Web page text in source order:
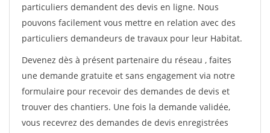
particuliers demandent des devis en ligne. Nous
pouvons facilement vous mettre en relation avec des
particuliers demandeurs de travaux pour leur Habitat.
Devenez dès à présent partenaire du réseau , faites
une demande gratuite et sans engagement via notre
formulaire pour recevoir des demandes de devis et
trouver des chantiers. Une fois la demande validée,
vous recevrez des demandes de devis enregistrées